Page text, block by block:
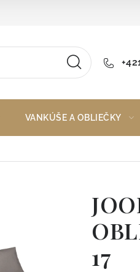
osobných údajov
VANKÚŠE A OBLIEČKY
17